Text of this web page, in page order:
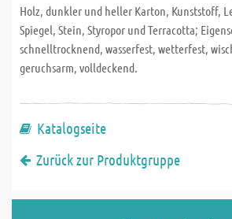
Holz, dunkler und heller Karton, Kunststoff,
Spiegel, Stein, Styropor und Terracotta;
schnelltrocknend, wasserfest, wetterfest,
geruchsarm, volldeckend.
Katalogseite
Zurück zur Produktgruppe